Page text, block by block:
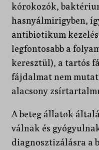
kórokozók,
hasnyálmirigyben,
antibiotikum
legfontosabb a
keresztül), a tartós
fájdalmat nem
alacsony
A beteg állatok
válnak és
diagnosztizálásra a